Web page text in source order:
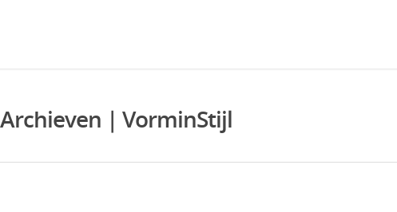
| VorminStijl